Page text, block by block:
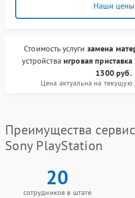
Наши цены
Стоимость услуги замена
устройства игровая
1300 руб.
Цена актуальна на текущую
Преимущества
Sony PlayStation
20
сотрудников в штате